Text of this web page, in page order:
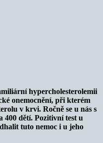
hypercholesterolemii
onemocnění, při kterém
v krvi. Ročně se u nás s
400 dětí. Pozitivní test u
tuto nemoc i u jeho